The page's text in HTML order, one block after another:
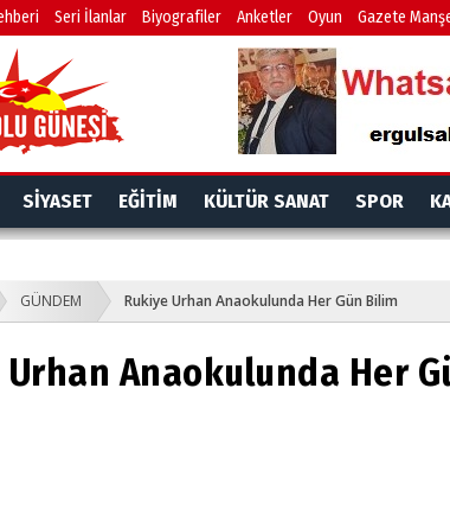
Seri İlanlar Biyografiler Anketler Oyun Gazete
SİYASET EĞİTİM KÜLTÜR SANAT SPOR
GÜNDEM Rukiye Urhan Anaokulunda Her Gün Bilim
Urhan Anaokulunda Her